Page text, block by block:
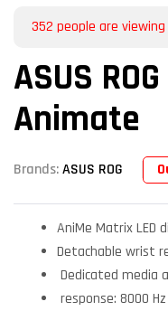
352 people are
ASUS
Animate
Brands:ASUS ROG
AniMe Matrix LED
Detachable wrist
Dedicated media
response: 8000